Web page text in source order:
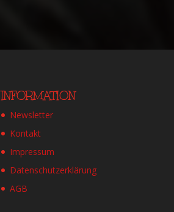
INFORMATION
Newsletter
Kontakt
Impressum
Datenschutzerklärung
AGB